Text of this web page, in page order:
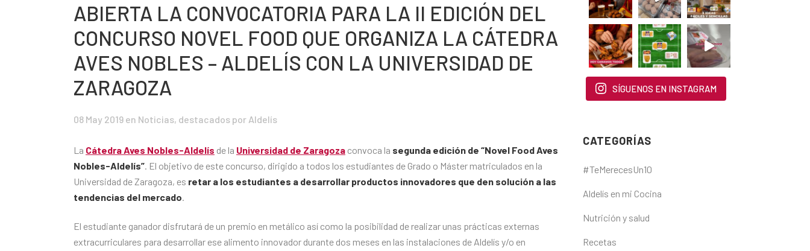
ABIERTA LA CONVOCATORIA PARA LA II EDICIÓN DEL
CONCURSO NOVEL FOOD QUE ORGANIZA LA CÁTEDRA
AVES NOBLES – ALDELÍS CON LA UNIVERSIDAD DE
ZARAGOZA
08 May 2019 en Noticias, destacados por Aldelís
La Cátedra Aves Nobles-Aldelís de la Universidad de Zaragoza convoca la segunda edición de “Novel Food Aves
Nobles-Aldelís”. El objetivo de este concurso, dirigido a todos los estudiantes de Grado o Máster matriculados en la
Universidad de Zaragoza, es retar a los estudiantes a desarrollar productos innovadores que den solución a las
tendencias del mercado.
El estudiante ganador disfrutará de un premio en metálico así como la posibilidad de realizar unas prácticas externas
extracurriculares para desarrollar ese alimento innovador durante dos meses en las instalaciones de Aldelís y/o en
SÍGUENOS EN INSTAGRAM
CATEGORÍAS
#TeMerecesUn10
Aldelís en mi Cocina
Nutrición y salud
Recetas